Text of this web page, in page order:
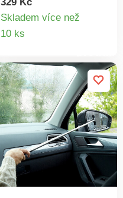
(telefon, notebook).
pomocné zásuvky
329 Kč
Skladem více než
10 ks